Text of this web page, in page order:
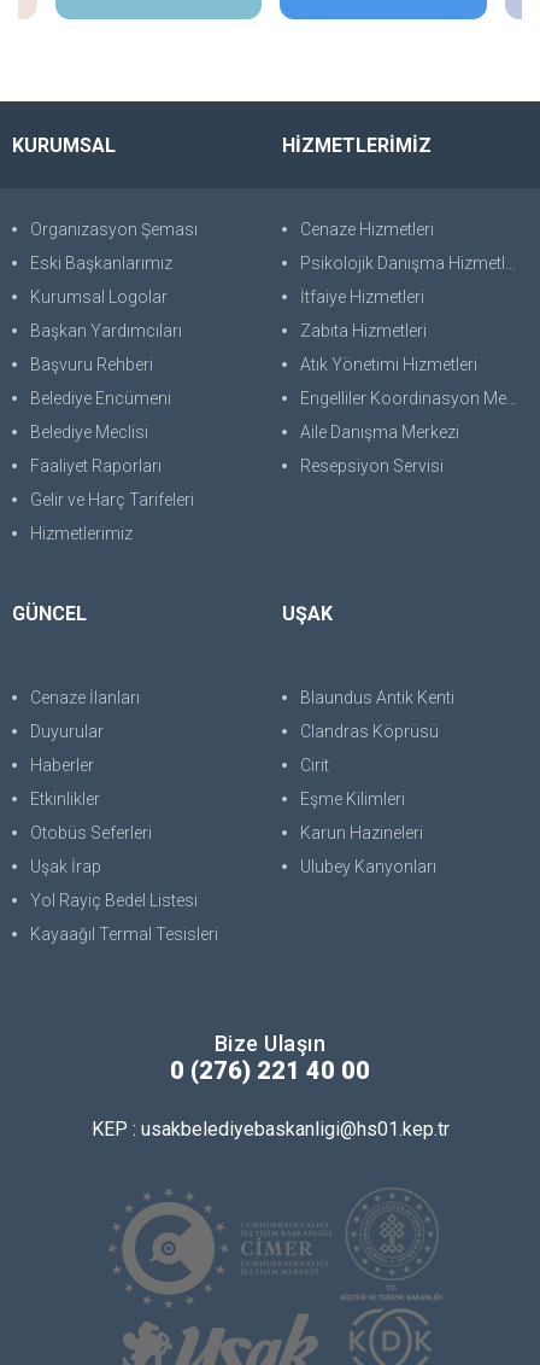
KURUMSAL
Organizasyon Şeması
Eski Başkanlarımız
Kurumsal Logolar
Başkan Yardımcıları
Başvuru Rehberi
Belediye Encümeni
Belediye Meclisi
Faaliyet Raporları
Gelir ve Harç Tarifeleri
Hizmetlerimiz
HİZMETLERİMİZ
Cenaze Hizmetleri
Psikolojik Danışma Hizmetleri
İtfaiye Hizmetleri
Zabıta Hizmetleri
Atık Yönetimi Hizmetleri
Engelliler Koordinasyon Merkezi
Aile Danışma Merkezi
Resepsiyon Servisi
GÜNCEL
Cenaze İlanları
Duyurular
Haberler
Etkinlikler
Otobüs Seferleri
Uşak İrap
Yol Rayiç Bedel Listesi
Kayaağıl Termal Tesisleri
UŞAK
Blaundus Antik Kenti
Clandras Köprüsü
Cirit
Eşme Kilimleri
Karun Hazineleri
Ulubey Kanyonları
Bize Ulaşın
0 (276) 221 40 00
KEP : usakbelediyebaskanligi@hs01.kep.tr